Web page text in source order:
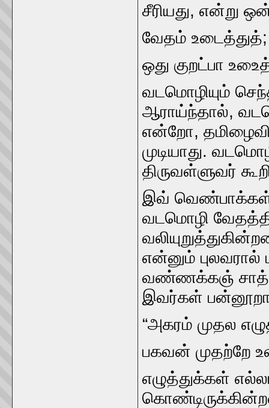
சீரியது, என்று
வேதம்‌ உடைத்துத்‌;
ஒது குறட்பா
வடமொழியும்‌
ஆராய்ந்தால்‌,
என்றோ,
முடியாது.
திருவள்ளுவர்‌
இவ்‌ வெண்பாக்கள்‌
வடமொழி
என்னும்‌
வண்ணக்கஞ்‌
இவர்கள்‌
“அகரம்‌ முதல
பகவன்‌ முதற்றே
எழுத்துக்கள்‌